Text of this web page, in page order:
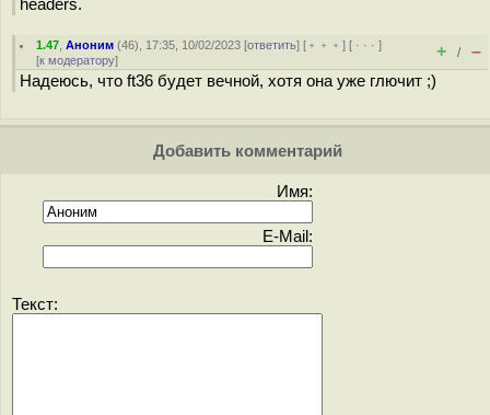
headers.
1.47 ,Аноним (46), 17:35, 10/02/2023 [ответить] [ ﹢﹢﹢] [ · · ·]
[к модератору] + / –
Надеюсь, что ft36 будет вечной, хотя она уже глючит ;)
Добавить комментарий
Имя:
E-Mail:
Текст: